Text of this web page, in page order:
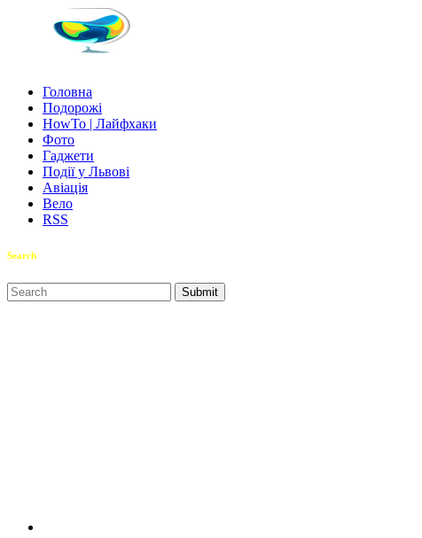
Головна
Подорожі
HowTo | Лайфхаки
Фото
Гаджети
Події у Львові
Авіація
Вело
RSS
Search